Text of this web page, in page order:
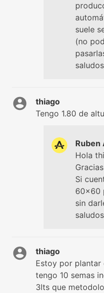
suele
(no
saludos
thiago
Tengo 1.80 de
Ruben
Hola
Si
60x60
sin
saludos
thiago
Estoy por
tengo 10 semas
3lts que